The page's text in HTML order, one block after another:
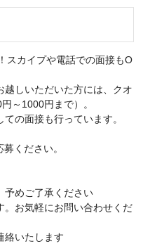
スカイプや電話での面接もO
しいただいた方には、クオ
～1000円まで）。
の面接も行っています。
ください。
めご了承ください
お気軽にお問い合わせくだ
絡いたします